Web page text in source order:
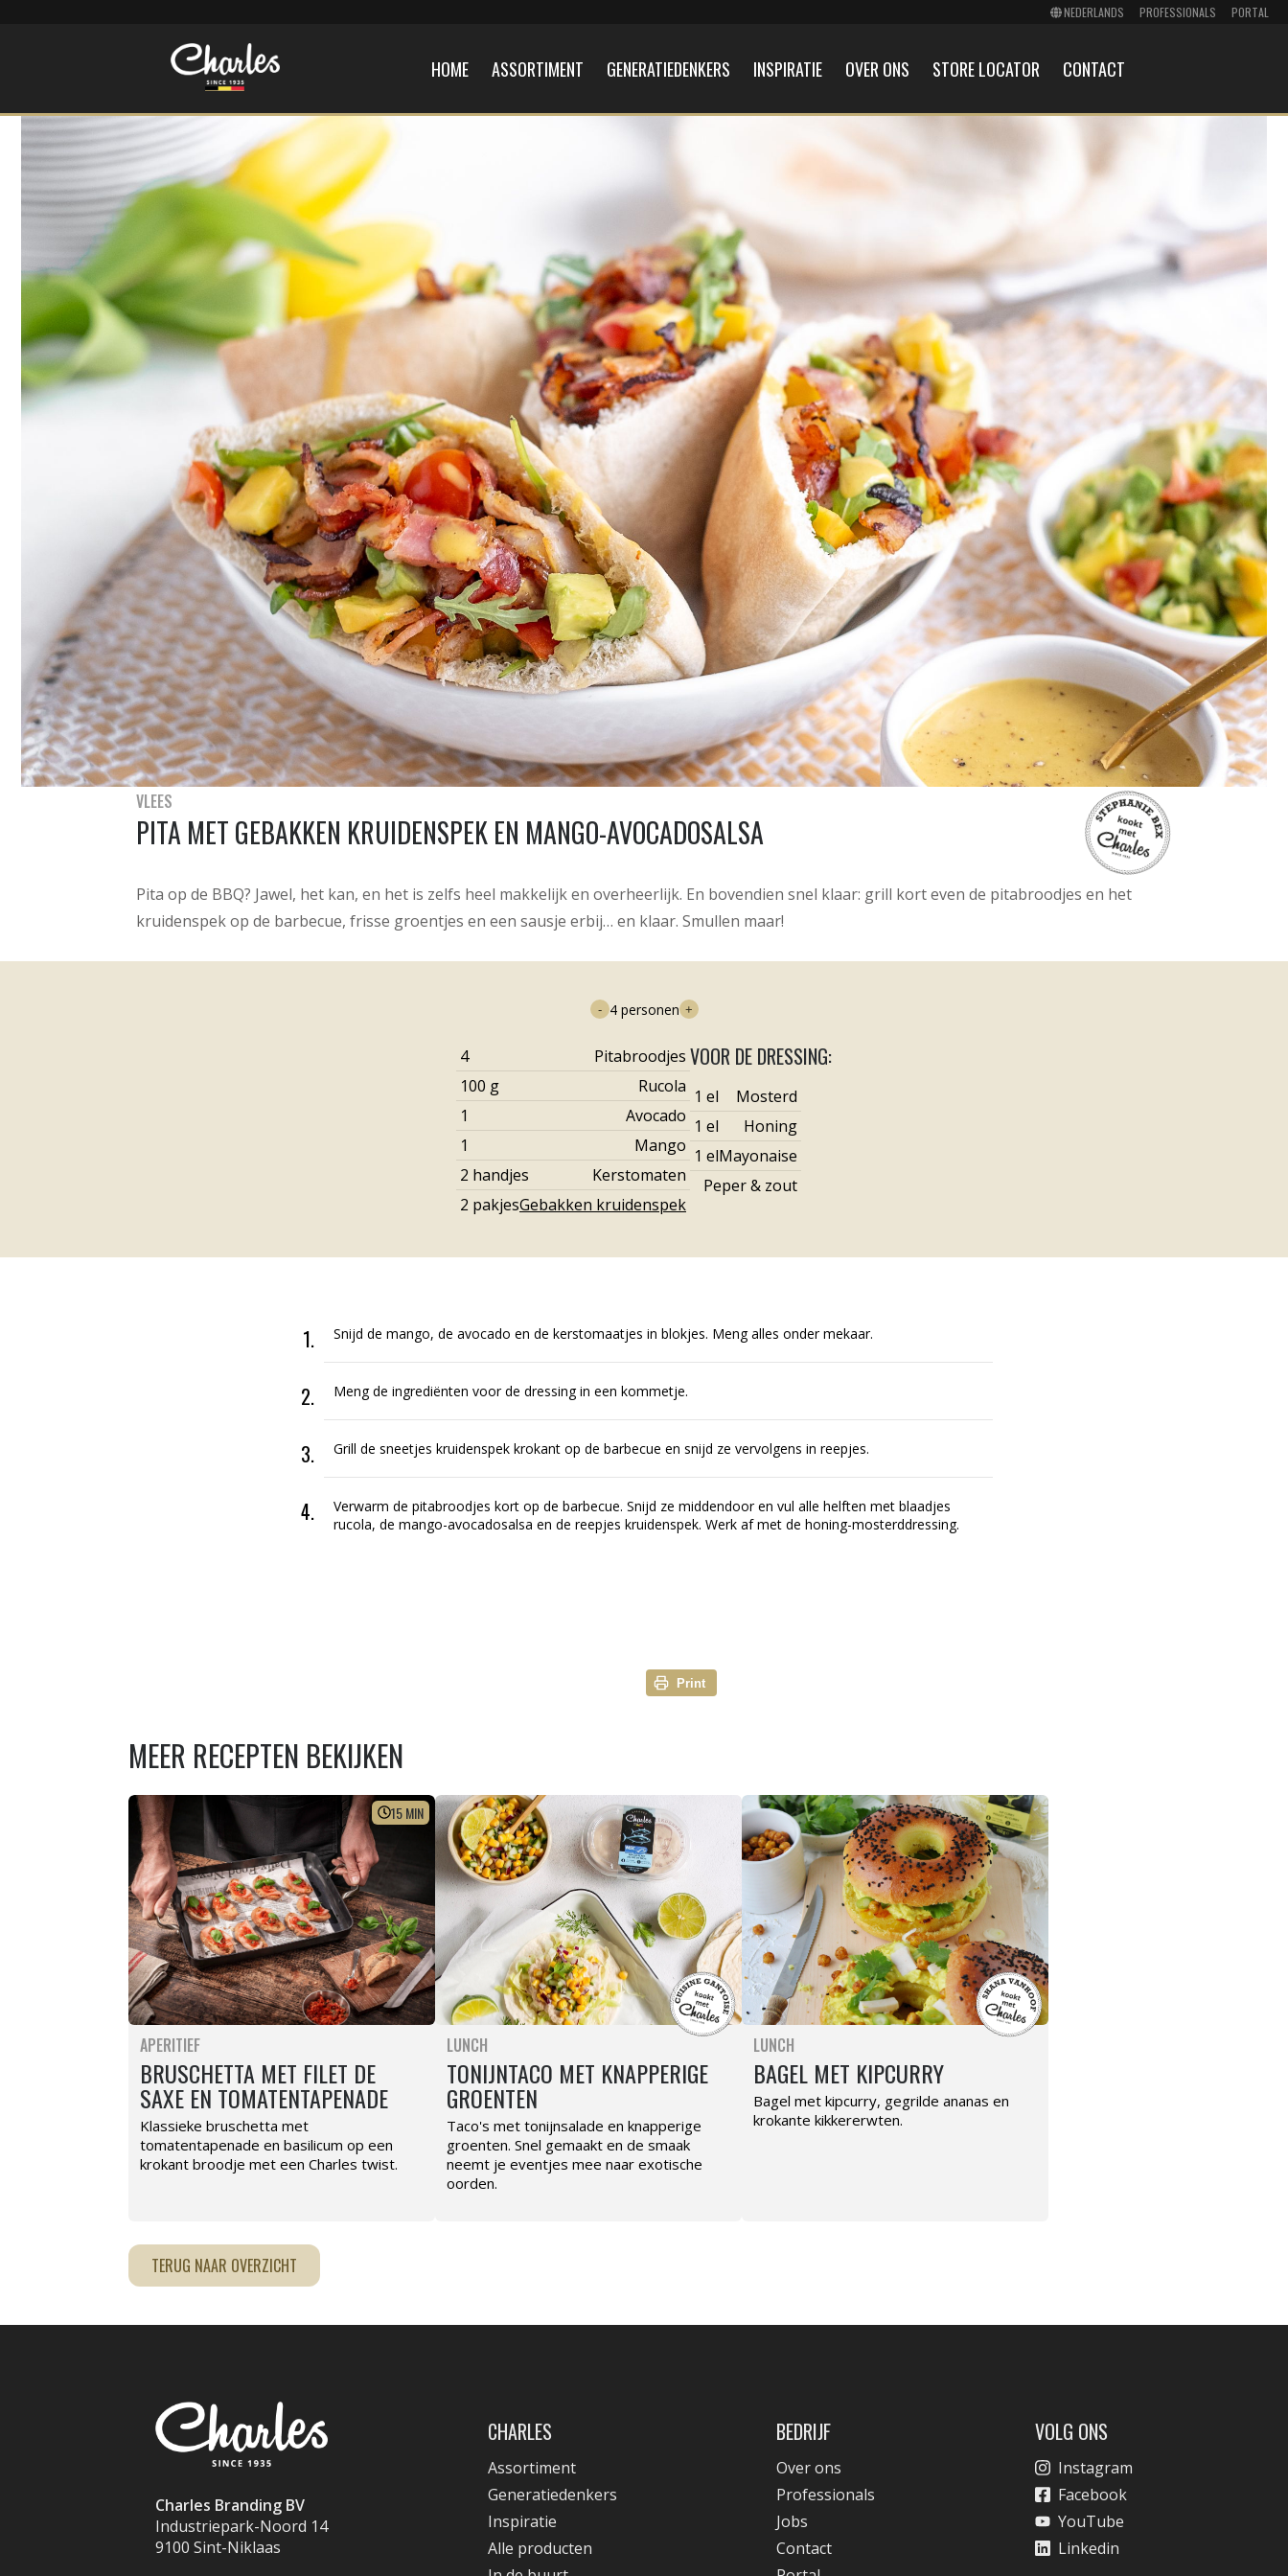
PROFESSIONALS PORTAL
HOME ASSORTIMENT GENERATIEDENKERS INSPIRATIE OVER ONS STORE LOCATOR CONTACT
VLEES
PITA MET GEBAKKEN KRUIDENSPEK EN MANGO-AVOCADOSALSA
Pita op de BBQ? Jawel, het kan, en het is zelfs heel makkelijk en overheerlijk. En bovendien snel klaar: grill kort even de pitabroodjes en het
kruidenspek op de barbecue, frisse groentjes en een sausje erbij… en klaar. Smullen maar!
- 4 personen +
4
Pitabroodjes
100 g
Rucola
1
Avocado
1
Mango
2 handjes
Kerstomaten
2 pakjesGebakken kruidenspek
VOOR DE DRESSING:
1 el
Mosterd
1 el
Honing
1 elMayonaise
Peper & zout
Snijd de mango, de avocado en de kerstomaatjes in blokjes. Meng alles onder mekaar.
Meng de ingrediënten voor de dressing in een kommetje.
Grill de sneetjes kruidenspek krokant op de barbecue en snijd ze vervolgens in reepjes.
Verwarm de pitabroodjes kort op de barbecue. Snijd ze middendoor en vul alle helften met blaadjes
rucola, de mango-avocadosalsa en de reepjes kruidenspek. Werk af met de honing-mosterddressing.
Print
MEER RECEPTEN BEKIJKEN
15MIN
APERITIEF
BRUSCHETTA MET FILET DE
SAXE EN TOMATENTAPENADE
Klassieke bruschetta met
tomatentapenade en basilicum op een
krokant broodje met een Charles twist.
LUNCH
TONIJNTACO MET KNAPPERIGE
GROENTEN
Taco's met tonijnsalade en knapperige
groenten. Snel gemaakt en de smaak
neemt je eventjes mee naar exotische
oorden.
LUNCH
BAGEL MET KIPCURRY
Bagel met kipcurry, gegrilde ananas en
krokante kikkererwten.
TERUG NAAR OVERZICHT
Charles Branding BV
Industriepark-Noord 14
9100 Sint-Niklaas
CHARLES
Assortiment
Generatiedenkers
Inspiratie
Alle producten
BEDRIJF
Over ons
Professionals
Jobs
Contact
VOLG ONS
Instagram
Facebook
YouTube
Linkedin